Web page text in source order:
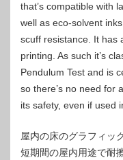
that’s compatible with
well as eco-solvent
scuff resistance. It has
printing. As such it’s
Pendulum Test and is
so there’s no need for
its safety, even if used
屋内の床のグラフィッ
短期間の屋内用途で耐